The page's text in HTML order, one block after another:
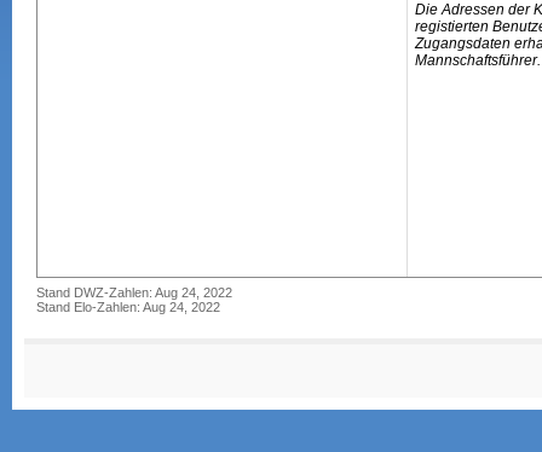
Die Adressen der
registierten
Zugangsdaten
Mannschaftsführer.
Stand DWZ-Zahlen: Aug 24, 2022
Stand Elo-Zahlen: Aug 24, 2022